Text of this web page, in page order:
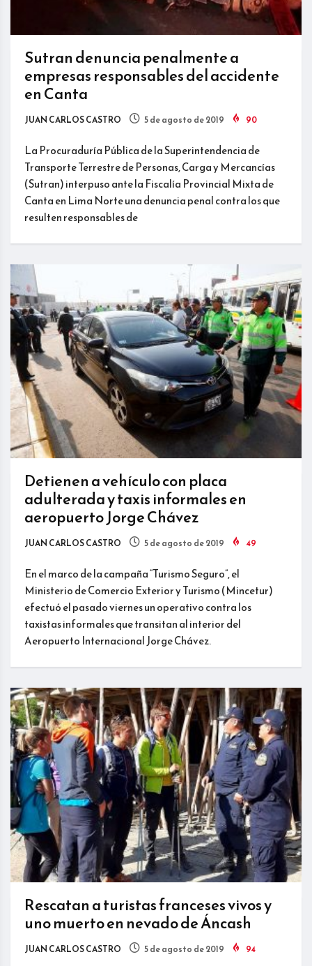
Sutran denuncia penalmente a
empresas responsables del accidente
en Canta
JUAN CARLOS CASTRO 5 de agosto de 2019 90
La Procuraduría Pública de la Superintendencia de
Transporte Terrestre de Personas, Carga y Mercancías
(Sutran) interpuso ante la Fiscalía Provincial Mixta de
Canta en Lima Norte una denuncia penal contra los que
resulten responsables de
Detienen a vehículo con placa
adulterada y taxis informales en
aeropuerto Jorge Chávez
JUAN CARLOS CASTRO 5 de agosto de 2019 49
En el marco de la campaña “Turismo Seguro”, el
Ministerio de Comercio Exterior y Turismo (Mincetur)
efectuó el pasado viernes un operativo contra los
taxistas informales que transitan al interior del
Aeropuerto Internacional Jorge Chávez.
Rescatan a turistas franceses vivos y
uno muerto en nevado de Áncash
JUAN CARLOS CASTRO 5 de agosto de 2019 94